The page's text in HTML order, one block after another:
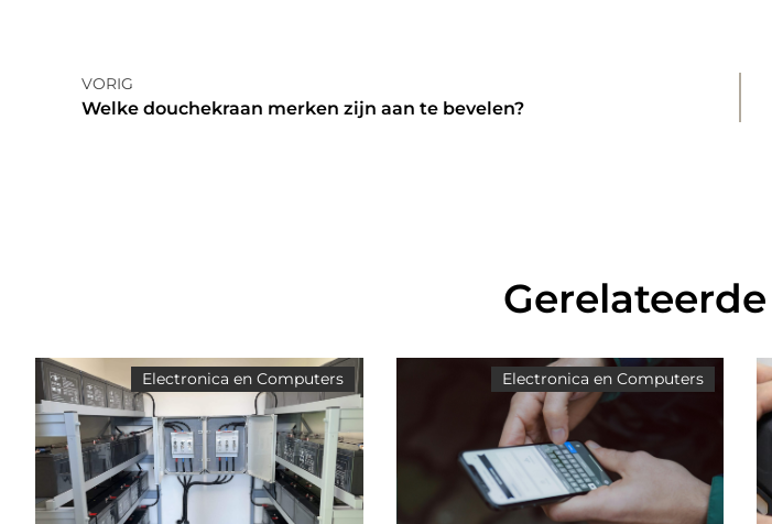
VORIG
Welke douchekraan merken zijn aan te bevelen?
Electronica en Computers Electronica en Computers